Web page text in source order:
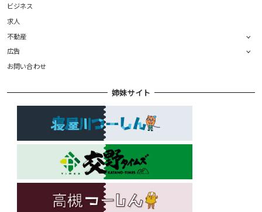
ビジネス
求人
不動産
広告
お問い合わせ
姉妹サイト